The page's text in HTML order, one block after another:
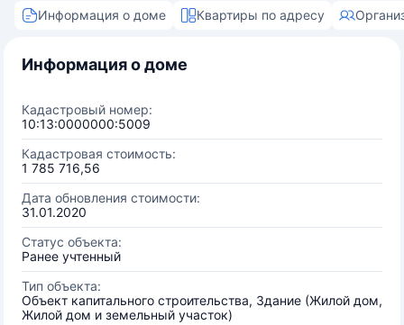
Информация о доме Квартиры по адресу
Информация о доме
Кадастровый номер:
10:13:0000000:5009
Кадастровая стоимость:
1 785 716,56
Дата обновления стоимости:
31.01.2020
Статус объекта:
Ранее учтенный
Тип объекта:
Объект капитального строительства, Здание (Жилой дом,
Жилой дом и земельный участок)